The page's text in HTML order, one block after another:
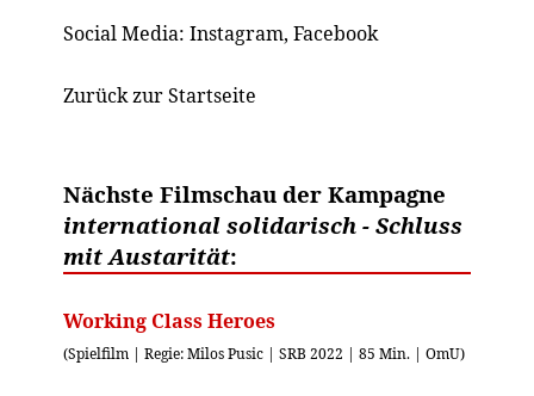
Social Media: Instagram, Facebook
Zurück zur Startseite
Nächste Filmschau der Kampagne
international solidarisch - Schluss
mit Austarität:
Working Class Heroes
(Spielfilm | Regie: Milos Pusic | SRB 2022 | 85 Min. | OmU)